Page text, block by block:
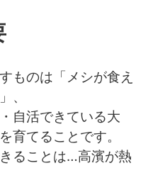
ものは「メシが食え
、
自活できている大
育てることです。
ることは…高濱が熱